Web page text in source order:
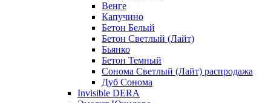
Венге
Капучино
Бетон Белый
Бетон Светлый (Лайт)
Бьянко
Бетон Темный
Сонома Светлый (Лайт) распродажа
Дуб Сонома
Invisible DERA